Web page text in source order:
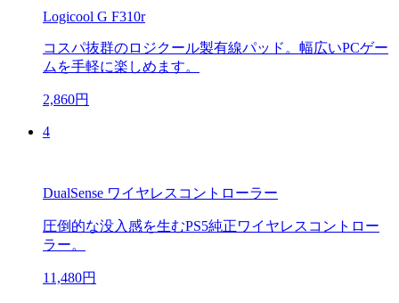
Logicool G F310r
コスパ抜群のロジクール製有線パッド。幅広いPCゲー
ムを手軽に楽しめます。
2,860円
4
DualSense ワイヤレスコントローラー
圧倒的な没入感を生むPS5純正ワイヤレスコントロー
ラー。
11,480円